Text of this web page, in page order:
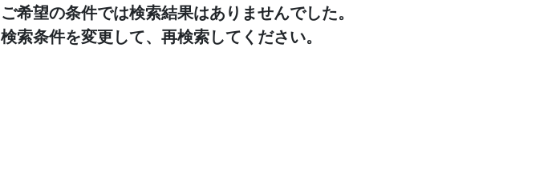
ご希望の条件では検索結果はありませんでした。
検索条件を変更して、再検索してください。